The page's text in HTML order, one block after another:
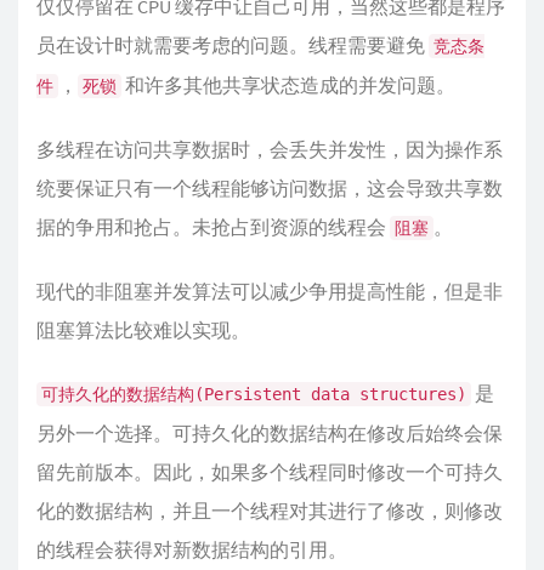
仅仅停留在 CPU 缓存中让自己可用，当然这些都是程序
员在设计时就需要考虑的问题。线程需要避免 竞态条
件 ， 死锁 和许多其他共享状态造成的并发问题。
多线程在访问共享数据时，会丢失并发性，因为操作系
统要保证只有一个线程能够访问数据，这会导致共享数
据的争用和抢占。未抢占到资源的线程会
阻塞 。
现代的非阻塞并发算法可以减少争用提高性能，但是非
阻塞算法比较难以实现。
可持久化的数据结构(Persistent data structures)
是
另外一个选择。可持久化的数据结构在修改后始终会保
留先前版本。因此，如果多个线程同时修改一个可持久
化的数据结构，并且一个线程对其进行了修改，则修改
的线程会获得对新数据结构的引用。